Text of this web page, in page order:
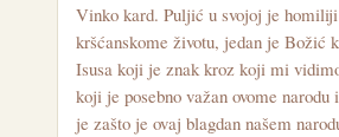
Vinko kard. Puljić u svojoj je homiliji
kršćanskome životu, jedan je Božić
Isusa koji je znak kroz koji mi
koji je posebno važan ovome
je zašto je ovaj blagdan našem